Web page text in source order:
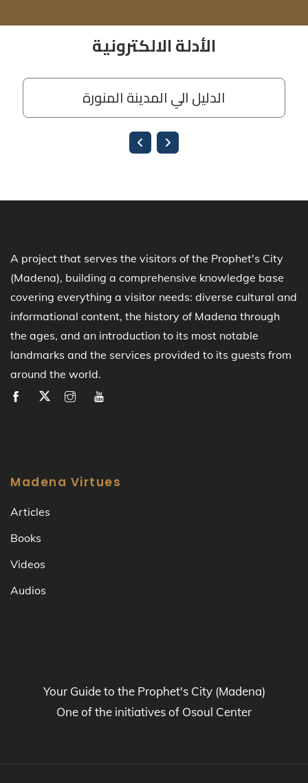
A project that serves the visitors of the Prophet's City
(Madena), building a comprehensive knowledge base
covering everything a visitor needs: diverse cultural and
informational content, the history of Madena through
the ages, and an introduction to its most notable
landmarks and the services provided to its guests from
around the world.
Madena Virtues
Articles
Books
Videos
Audios
Your Guide to the Prophet's City (Madena)
One of the initiatives of Osoul Center